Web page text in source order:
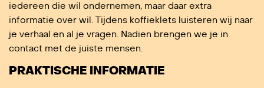
iedereen die wil ondernemen, maar daar extra
informatie over wil. Tijdens koffieklets luisteren wij naar
je verhaal en al je vragen. Nadien brengen we je in
contact met de juiste mensen.
PRAKTISCHE INFORMATIE